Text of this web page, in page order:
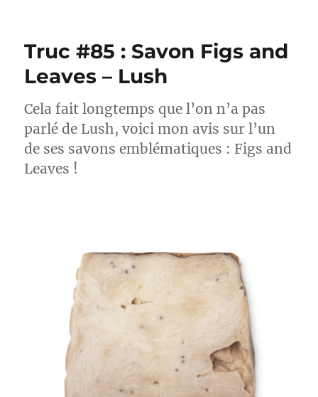
Stick
First
Aid
Truc #85 : Savon Figs and
Leaves – Lush
Cela fait longtemps que l’on n’a pas
parlé de Lush, voici mon avis sur l’un
de ses savons emblématiques : Figs and
Leaves !